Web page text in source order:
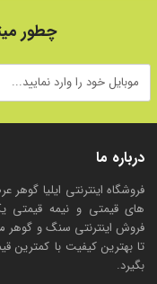
درباره ما
فروشگاه اینترنتی ایلیا
های قیمتی و نیمه قیمتی
فروش اینترنتی سنگ و گوهر
تا بهترین کیفیت با کمترین
بگیرد.
چطور